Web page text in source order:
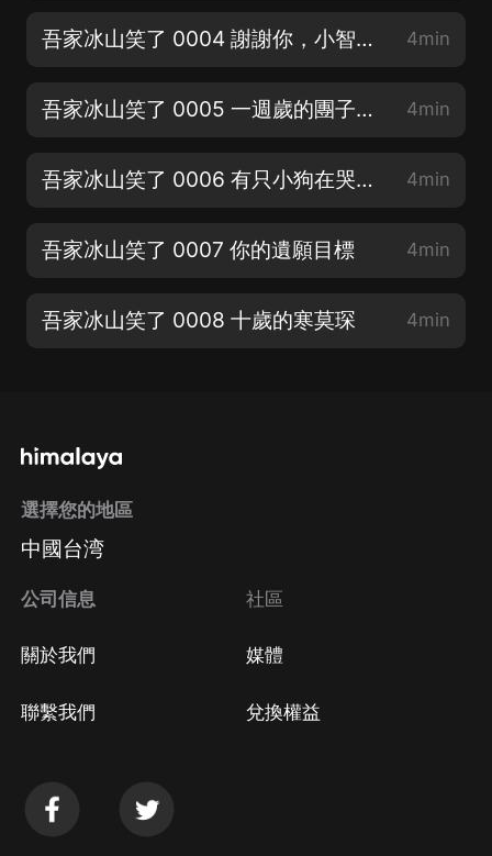
吾家冰山笑了 0004 謝謝你，小智障（求訂閱，求好評，求月票！大家元宵節快樂呀！） 4min
吾家冰山笑了 0005 一週歲的團子（大家動動發財的小手點點讚！不勝感激哇！） 4min
吾家冰山笑了 0006 有只小狗在哭（訂閱好評可享冠名權哦，快來訂閱評論吧！） 4min
吾家冰山笑了 0007 你的遺願目標 4min
吾家冰山笑了 0008 十歲的寒莫琛 4min
選擇您的地區
中國台湾
公司信息
關於我們
聯繫我們
社區
媒體
兌換權益